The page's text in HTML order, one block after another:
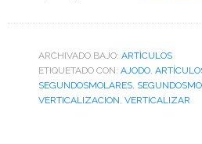
ARCHIVADO BAJO: ARTÌCULOS
ETIQUETADO CON: AJODO,
SEGUNDOSMOLARES,
VERTICALIZACION, VERTICALIZAR